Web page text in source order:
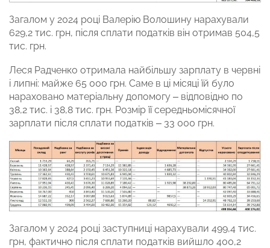
Загалом у 2024 році Валерію Волошину нарахували
629,2 тис. грн, після сплати податків він отримав 504,5
тис. грн.
Леся Радченко отримала найбільшу зарплату в червні
і липні: майже 65 000 грн. Саме в ці місяці їй було
нараховано матеріальну допомогу – відповідно по
38,2 тис. і 38,8 тис. грн. Розмір її середньомісячної
зарплати після сплати податків – 33 000 грн.
Загалом у 2024 році заступниці нарахували 499,4 тис.
грн, фактично після сплати податків вийшло 400,2